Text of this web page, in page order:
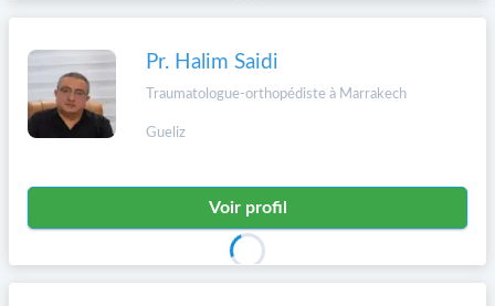
Pr. Halim Saidi
Traumatologue-orthopédiste à Marrakech
Gueliz
Voir profil